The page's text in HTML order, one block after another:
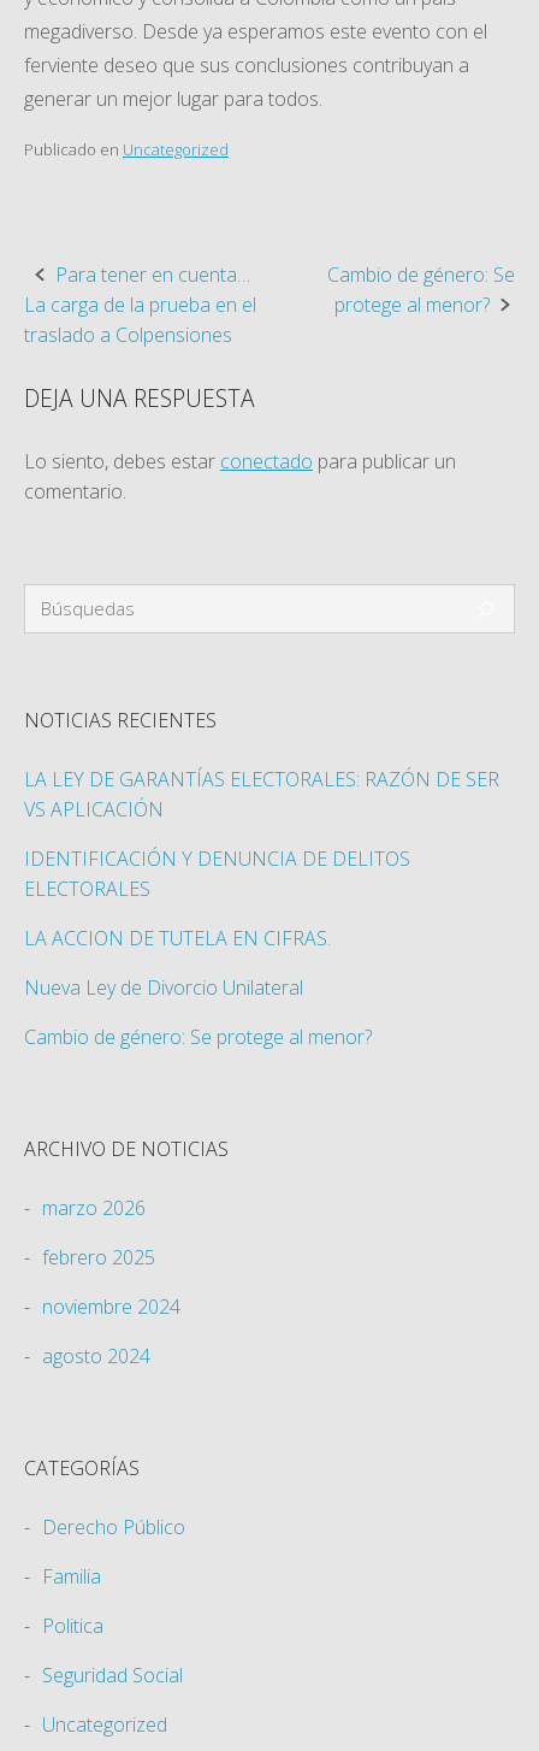
megadiverso. Desde ya esperamos este evento con el
ferviente deseo que sus conclusiones contribuyan a
generar un mejor lugar para todos.
Publicado en Uncategorized
Navegación
de
la
Para tener en cuenta…
La carga de la prueba en el
traslado a Colpensiones
Cambio de género: Se
protege al menor?
DEJA UNA RESPUESTA
Lo siento, debes estar conectado para publicar un
comentario.
NOTICIAS RECIENTES
LA LEY DE GARANTÍAS ELECTORALES: RAZÓN DE SER
VS APLICACIÓN
IDENTIFICACIÓN Y DENUNCIA DE DELITOS
ELECTORALES
LA ACCION DE TUTELA EN CIFRAS.
Nueva Ley de Divorcio Unilateral
Cambio de género: Se protege al menor?
ARCHIVO DE NOTICIAS
marzo 2026
febrero 2025
noviembre 2024
agosto 2024
CATEGORÍAS
Derecho Público
Familia
Politica
Seguridad Social
Uncategorized